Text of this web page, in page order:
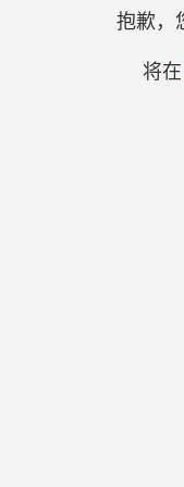
抱歉，
将在